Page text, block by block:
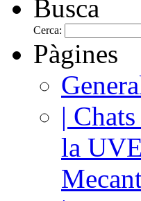
Busca
Cerca:
Pàgines
|
la